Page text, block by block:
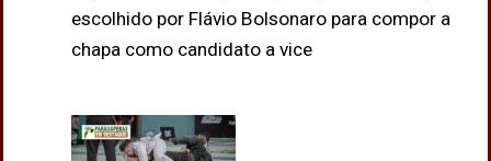
escolhido por Flávio Bolsonaro para compor a
chapa como candidato a vice